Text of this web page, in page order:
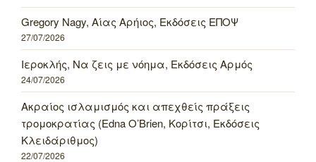
Gregory Nagy, Αίας Αρήιος, Εκδόσεις ΕΠΟΨ
27/07/2026
Ιεροκλής, Να ζεις με νόημα, Εκδόσεις Αρμός
24/07/2026
Ακραίος ισλαμισμός και απεχθείς πράξεις
τρομοκρατίας (Edna O’Brien, Κορίτσι, Εκδόσεις
Κλειδάριθμος)
22/07/2026